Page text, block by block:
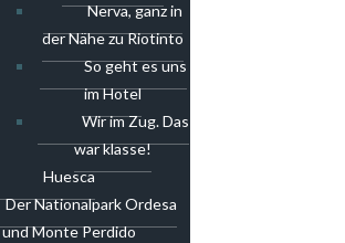
Nerva, ganz in
der Nähe zu Riotinto
So geht es uns
im Hotel
Wir im Zug. Das
war klasse!
Huesca
Der Nationalpark Ordesa
und Monte Perdido